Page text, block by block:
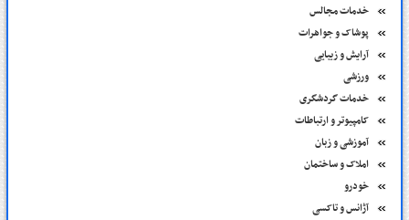
خدمات مجالس
پوشاک و جواهرات
آرایش و زیبایی
ورزشی
خدمات گردشگری
کامپیوتر و ارتباطات
آموزشی و زبان
املاک و ساختمان
خودرو
آژانس و تاکسی